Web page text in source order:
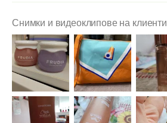
Снимки и видеоклипове на клиенти